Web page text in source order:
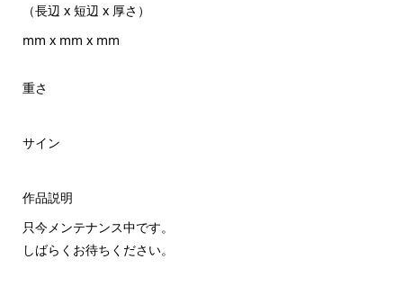
（長辺 x 短辺 x 厚さ）
mm x mm x mm
重さ
サイン
作品説明
只今メンテナンス中です。
しばらくお待ちください。